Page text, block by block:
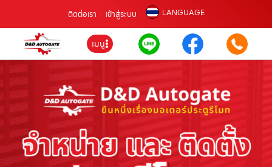
ติดต่อเรา เข้าสู่ระบบ LANGUAGE
เมนู